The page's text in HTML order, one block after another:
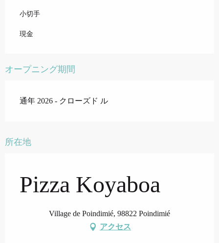
小切手
現金
オープニング期間
通年 2026 - クローズド ル
所在地
Pizza Koyaboa
Village de Poindimié, 98822 Poindimié
アクセス